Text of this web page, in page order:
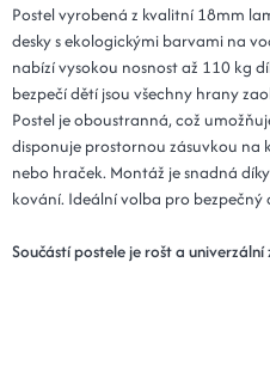
Postel vyrobená z kvalitní 18mm
desky s ekologickými barvami na
nabízí vysokou nosnost až 110 kg
bezpečí dětí jsou všechny hrany
Postel je oboustranná, což
disponuje prostornou zásuvkou na
nebo hraček. Montáž je snadná
kování. Ideální volba pro bezpečný
Součástí postele je rošt a